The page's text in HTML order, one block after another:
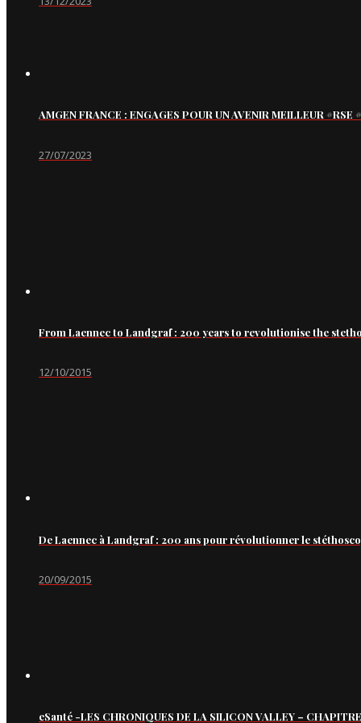
AMGEN FRANCE : ENGAGES POUR UN AVENIR MEILLEUR
27/07/2023
From Laennec to Landgraf : 200 years to revolutionise the
12/10/2015
De Laennec à Landgraf : 200 ans pour révolutionner le
20/09/2015
eSanté -LES CHRONIQUES DE LA SILICON VALLEY –